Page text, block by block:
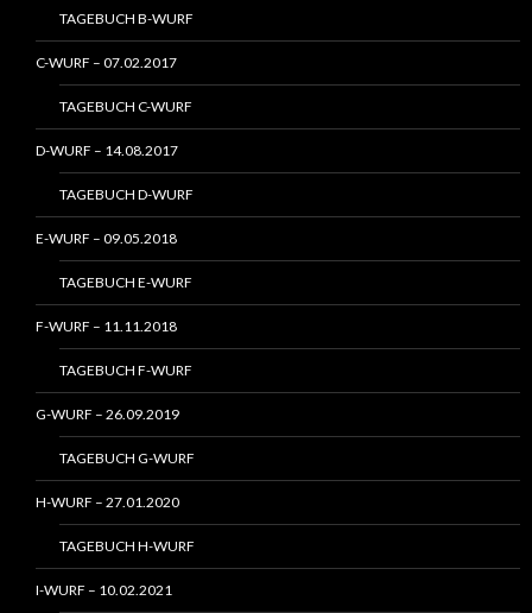
TAGEBUCH B-WURF
C-WURF – 07.02.2017
TAGEBUCH C-WURF
D-WURF – 14.08.2017
TAGEBUCH D-WURF
E-WURF – 09.05.2018
TAGEBUCH E-WURF
F-WURF – 11.11.2018
TAGEBUCH F-WURF
G-WURF – 26.09.2019
TAGEBUCH G-WURF
H-WURF – 27.01.2020
TAGEBUCH H-WURF
I-WURF – 10.02.2021